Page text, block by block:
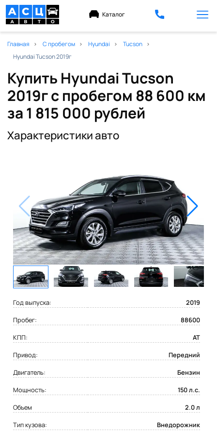
Каталог
Главная С пробегом Hyundai
Tucson
Hyundai Tucson 2019г
Купить Hyundai Tucson
2019г с пробегом 88 600 км
за 1 815 000 рублей
Характеристики авто
Год выпуска:
2019
Пробег:
88600
КПП:
AT
Привод:
Передний
Двигатель:
Бензин
Мощность:
150 л.с.
Объем
2.0 л
Тип кузова:
Внедорожник